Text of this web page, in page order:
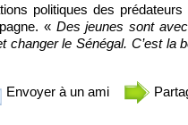
politiques des
« Des jeunes sont
le Sénégal. C’est la
Envoyer à un ami